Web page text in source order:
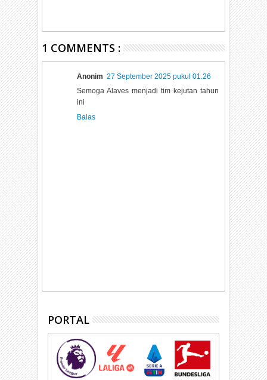
1 COMMENTS :
Anonim 27 September 2025 pukul 01.26
Semoga Alaves menjadi tim kejutan tahun
ini
Balas
PORTAL